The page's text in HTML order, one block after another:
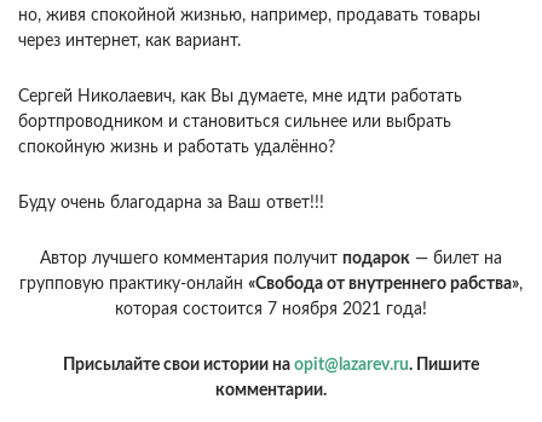
но, живя спокойной жизнью, например, продавать товары
через интернет, как вариант.
Сергей Николаевич, как Вы думаете, мне идти работать
бортпроводником и становиться сильнее или выбрать
спокойную жизнь и работать удалённо?
Буду очень благодарна за Ваш ответ!!!
Автор лучшего комментария получит подарок — билет на
групповую практику-онлайн «Свобода от внутреннего рабства»,
которая состоится 7 ноября 2021 года!
Присылайте свои истории на opit@lazarev.ru. Пишите
комментарии.